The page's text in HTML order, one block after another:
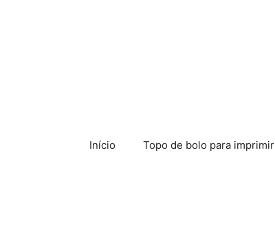
Início Topo de bolo para imprimir